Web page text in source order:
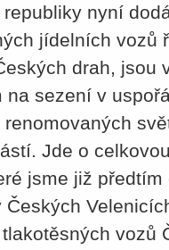
republiky nyní
jídelních vozů
drah, jsou
na sezení v
Jde o
jsme již
Českých
vozů